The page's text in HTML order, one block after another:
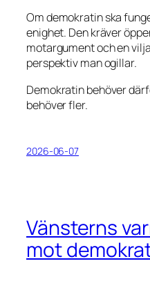
Om demokratin ska
enighet. Den kräver
motargument och en
perspektiv man ogillar.
Demokratin behöver
behöver fler.
2026-06-07
Vänsterns
mot